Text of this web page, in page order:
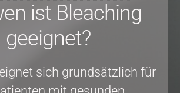
ist Bleaching
geeignet?
sich grundsätzlich für